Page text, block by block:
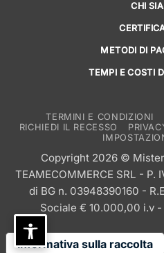
CHI
METODI DI
TEMPI E COSTI
TERMINI E CONDIZIONI
RICHIEDI IL RECESSO
Copyright 2026 ©
TEAMECOMMERCE SRL - P.
di BG n. 03948390160 -
Sociale € 10.000,00 i.v
Informativa sulla raccolta